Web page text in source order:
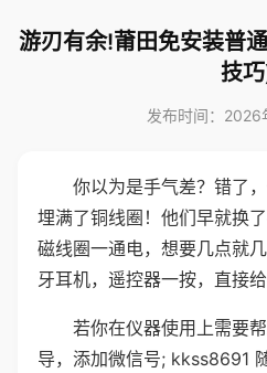
游刃有余!莆田免安装普
技
发布时间：
你以为是手气差？错了
埋满了铜线圈！他们早就换
磁线圈一通电，想要几点就
牙耳机，遥控器一按，直接给
若你在仪器使用上需要
导，添加微信号; kkss8691